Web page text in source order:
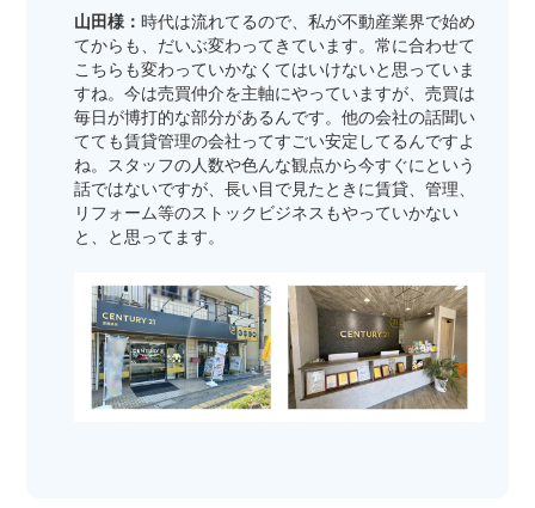
山田様：時代は流れてるので、私が不動産業界で始め
てからも、だいぶ変わってきています。常に合わせて
こちらも変わっていかなくてはいけないと思っていま
すね。今は売買仲介を主軸にやっていますが、売買は
毎日が博打的な部分があるんです。他の会社の話聞い
てても賃貸管理の会社ってすごい安定してるんですよ
ね。スタッフの人数や色んな観点から今すぐにという
話ではないですが、長い目で見たときに賃貸、管理、
リフォーム等のストックビジネスもやっていかない
と、と思ってます。